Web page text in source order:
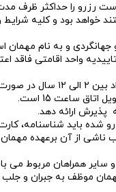
با لحاظ کردن شرایط ماده سه به متقاضی اعلام
خواهد بود و کلیه
و به نام مهمان
واحد اقامتی فاقد
پذیرش ارائه دهد.
شده باید شناسنامه،
ناشی از آن برعهده
همراهان مربوط می
موظف به جبران و